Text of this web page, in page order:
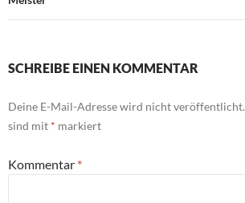
SCHREIBE EINEN KOMMENTAR
Deine E-Mail-Adresse wird nicht veröffentlicht.
sind mit * markiert
Kommentar *